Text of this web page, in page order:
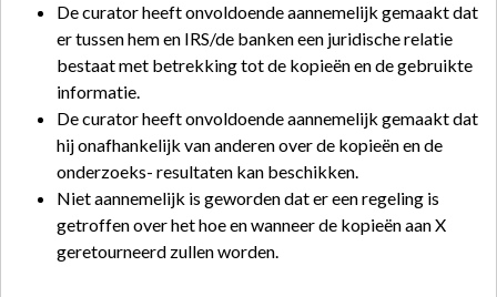
De curator heeft onvoldoende aannemelijk gemaakt dat
er tussen hem en IRS/de banken een juridische relatie
bestaat met betrekking tot de kopieën en de gebruikte
informatie.
De curator heeft onvoldoende aannemelijk gemaakt dat
hij onafhankelijk van anderen over de kopieën en de
onderzoeks- resultaten kan beschikken.
Niet aannemelijk is geworden dat er een regeling is
getroffen over het hoe en wanneer de kopieën aan X
geretourneerd zullen worden.